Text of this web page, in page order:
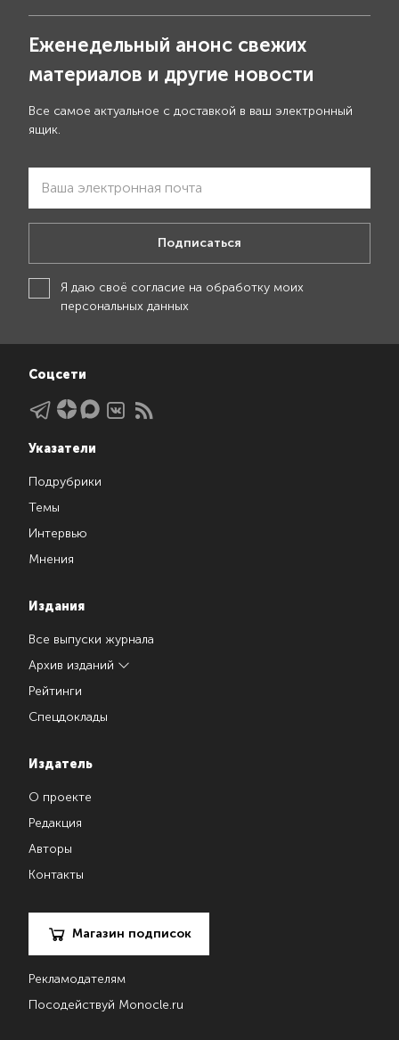
Еженедельный анонс свежих
материалов и другие новости
Все самое актуальное с доставкой в ваш электронный
ящик.
Подписаться
Я даю своё согласие на обработку моих
персональных данных
Соцсети
Указатели
Подрубрики
Темы
Интервью
Мнения
Издания
Все выпуски журнала
Архив изданий
Рейтинги
Спецдоклады
Издатель
О проекте
Редакция
Авторы
Контакты
Магазин подписок
Рекламодателям
Посодействуй Monocle.ru